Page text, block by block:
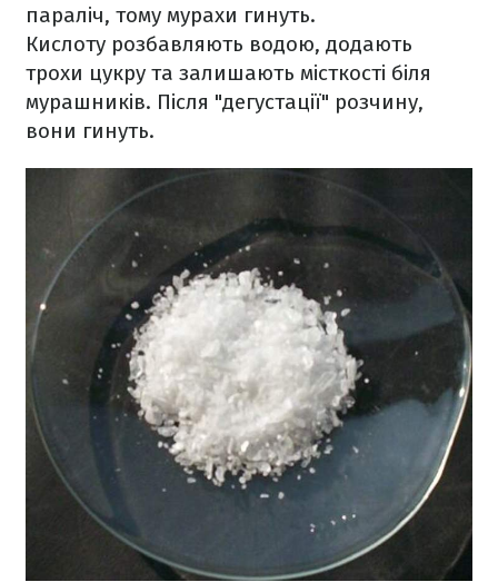
параліч, тому мурахи гинуть.
Кислоту розбавляють водою, додають
трохи цукру та залишають місткості біля
мурашників. Після "дегустації" розчину,
вони гинуть.